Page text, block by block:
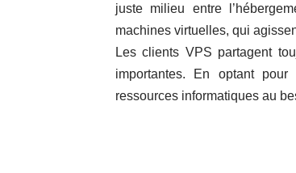
juste milieu entre
machines virtuelles, qui
Les clients VPS partagent
importantes. En optant
ressources informatiques au